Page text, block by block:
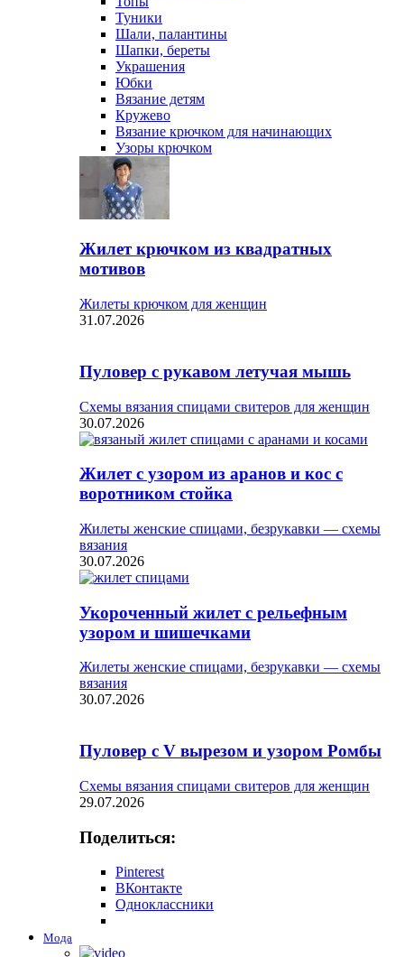
Туники
Шали, палантины
Шапки, береты
Украшения
Юбки
Вязание детям
Кружево
Вязание крючком для начинающих
Узоры крючком
Жилет крючком из квадратных
мотивов
Жилеты крючком для женщин
31.07.2026
Пуловер с рукавом летучая мышь
Схемы вязания спицами свитеров для женщин
30.07.2026
Жилет с узором из аранов и кос с
воротником стойка
Жилеты женские спицами, безрукавки — схемы
вязания
30.07.2026
Укороченный жилет с рельефным
узором и шишечками
Жилеты женские спицами, безрукавки — схемы
вязания
30.07.2026
Пуловер с V вырезом и узором Ромбы
Схемы вязания спицами свитеров для женщин
29.07.2026
Поделиться:
Pinterest
ВКонтакте
Одноклассники
Мода